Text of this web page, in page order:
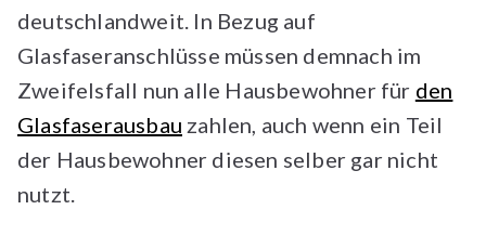
deutschlandweit. In Bezug auf
Glasfaseranschlüsse müssen demnach im
Zweifelsfall nun alle Hausbewohner für den
Glasfaserausbau zahlen, auch wenn ein Teil
der Hausbewohner diesen selber gar nicht
nutzt.